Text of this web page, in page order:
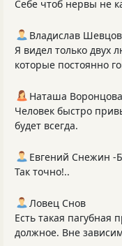
Себе чтоб нервы не
Владислав
Я видел только двух
которые постоянно
Наташа Воронцова
Человек быстро
будет всегда.
Евгений Снежин -
Так точно!..
Ловец Снов
Есть такая
должное. Вне